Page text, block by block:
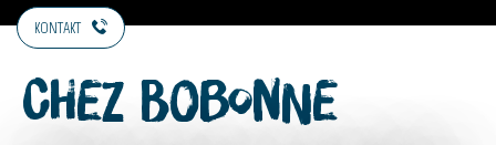
KONTAKT
Chez Bobonne